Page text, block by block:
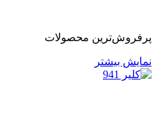
پرفروش‌ترین محصولات
نمایش بیشتر